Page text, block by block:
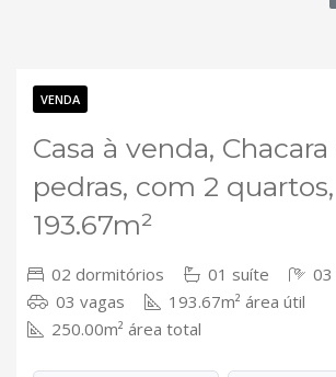
Contato
VENDA
Casa à venda, Chacara
pedras, com 2 quartos,
193.67m²
02 dormitórios 01 suíte
03
03 vagas
193.67m² área útil
250.00m² área total